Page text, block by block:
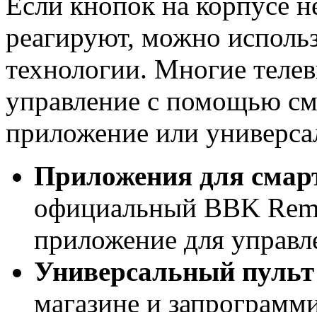
реагируют, можно
технологии. Многие
управление с помощью
приложение или
Приложения для
официальный BBK
приложение для
Универсальный пульт
магазине и